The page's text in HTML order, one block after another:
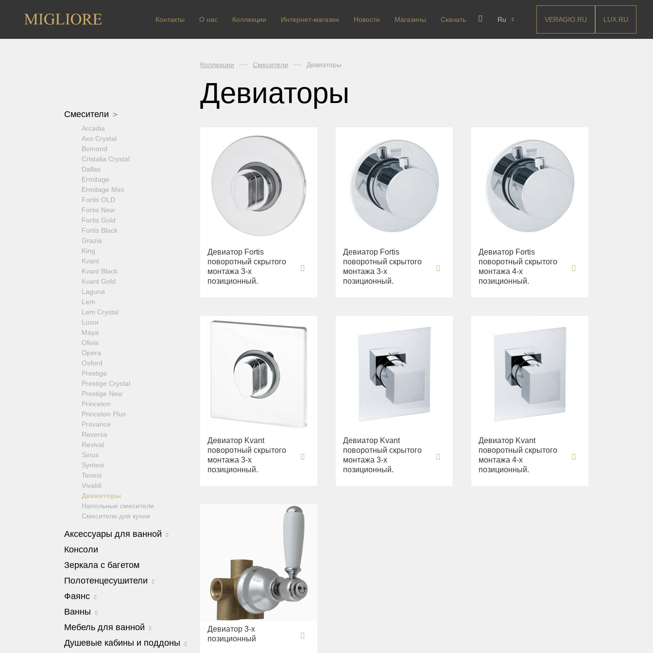
Контакты О нас Коллекции Интернет-магазин Новости Магазины Скачать Ru VERAGIO.RU LUX.RU
Смесители
Arcadia
Axo Crystal
Bomond
Cristalia Crystal
Dallas
Ermitage
Ermitage Mini
Fortis OLD
Fortis New
Fortis Gold
Fortis Black
Grazia
King
Kvant
Kvant Black
Kvant Gold
Laguna
Lem
Lem Crystal
Luxor
Maya
Olivia
Opera
Oxford
Prestige
Prestige Crystal
Prestige New
Princeton
Princeton Plus
Provance
Reversa
Revival
Sirius
Syntesi
Tenesi
Vivaldi
Девиаторы
Напольные смесители
Смесители для кухни
Аксессуары для ванной
Amerida
Cristalia
Dubai
Elisabetta
Fortis
Kvant
Luxor
Консоли
Зеркала с багетом
Полотенцесушители
Edera
Edward
Cleopatra
Фаянс
Charme
Биде
Сиденья
Ванны
Milady
Olivia
Мебель для ванной
Barocco
Душевые кабины и поддоны
Коллекции Смесители Девиаторы
Девиаторы
Девиатор Fortis
поворотный скрытого
монтажа 3-х
позиционный.
Девиатор Fortis
поворотный скрытого
монтажа 3-х
позиционный.
Девиатор Fortis
поворотный скрытого
монтажа 4-х
позиционный.
Девиатор Kvant
поворотный скрытого
монтажа 3-х
позиционный.
Девиатор Kvant
поворотный скрытого
монтажа 3-х
позиционный.
Девиатор Kvant
поворотный скрытого
монтажа 4-х
позиционный.
Девиатор 3-х
позиционный